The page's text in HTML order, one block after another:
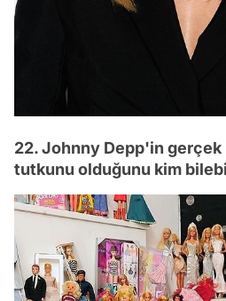
22. Johnny Depp'in gerçek
tutkunu olduğunu kim